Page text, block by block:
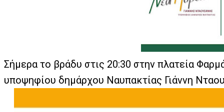
Σήμερα το βράδυ στις 20:30 στην πλατεία
υποψηφίου δημάρχου Ναυπακτίας Γιάννη